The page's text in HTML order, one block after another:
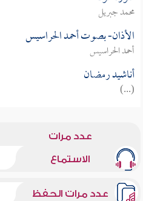
محمد جبريل
الأذان- بصوت أحمد الحراسيس
أحمد الحراسيس
أناشيد رمضان
(...)
عدد مرات
الاستماع
عدد مرات الحفظ